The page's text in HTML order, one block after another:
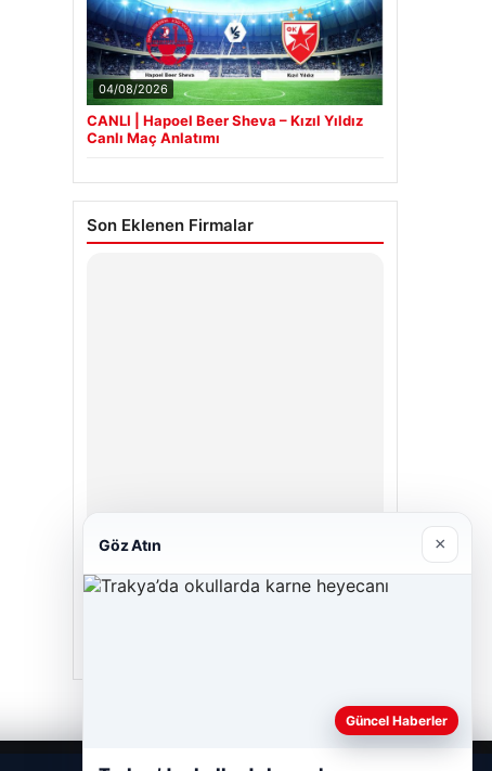
04/08/2026
CANLI | Hapoel Beer Sheva – Kızıl Yıldız
Canlı Maç Anlatımı
Son Eklenen Firmalar
Enes Kaplan Avukatlık Bürosu
28/04/2026
Göz Atın ×
Güncel Haberler